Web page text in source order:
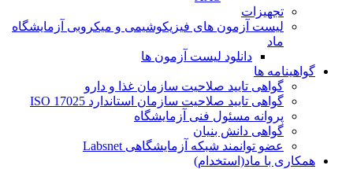
تجهیزات
لیست آزمون های فیزیکوشیمی و میکروبی آزمایشگاه
ماد
دانلود لیست آزمون ها
گواهینامه ها
گواهی تایید صلاحیت سازمان غذا و دارو
گواهی تایید صلاحیت سازمان استاندارد ISO 17025
پروانه مسئول فنی آزمایشگاه
گواهی دانش بنیان
عضو توانمند شبکه آزمایشگاهی Labsnet
همکاری با ماد(استخدام)